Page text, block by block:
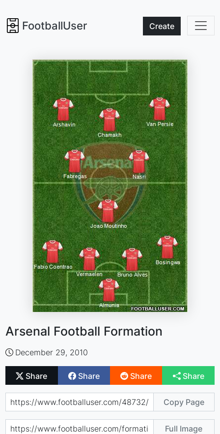
FootballUser Create
Arsenal Football Formation
December 29, 2010
Share Share Share Share
Copy Page
Full Image